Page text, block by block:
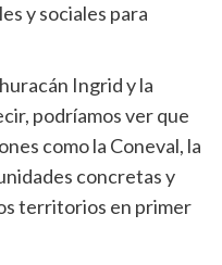
y sociales para
Ingrid y la
podríamos ver que
como la Coneval, la
concretas y
territorios en primer